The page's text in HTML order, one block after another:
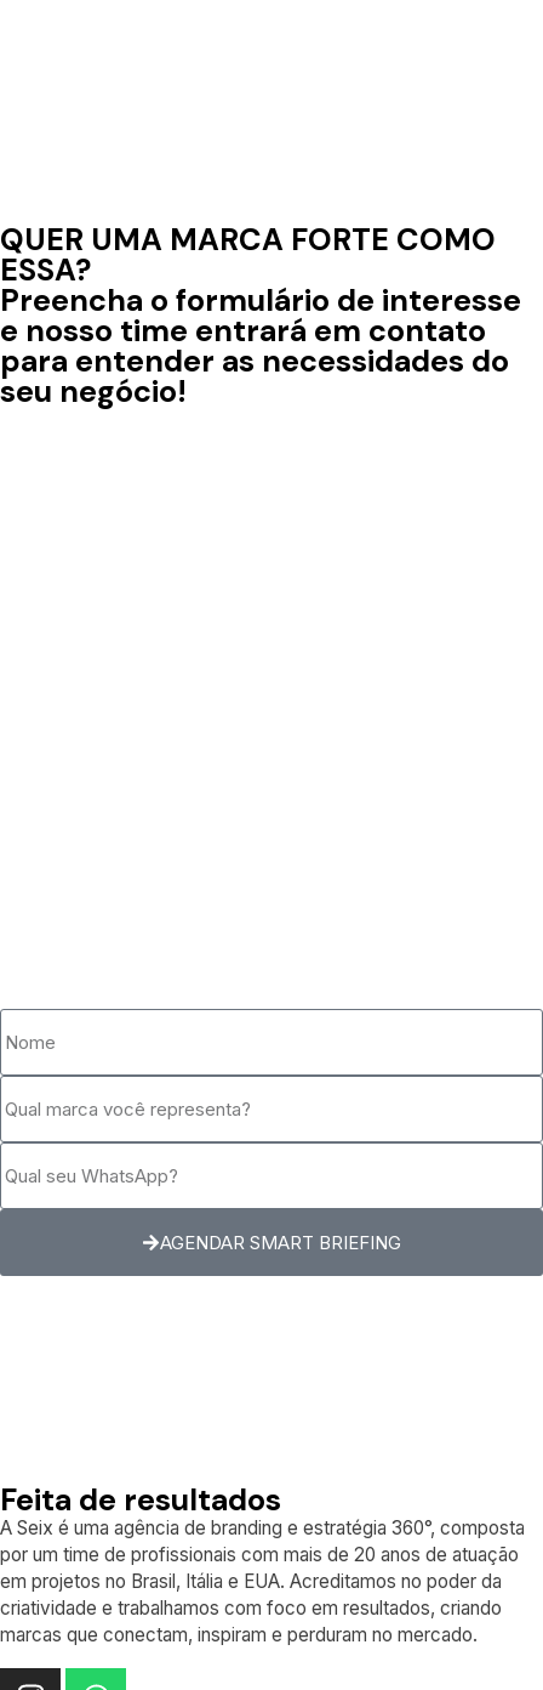
QUER UMA MARCA FORTE COMO
ESSA?
Preencha o formulário de interesse
e nosso time entrará em contato
para entender as necessidades do
seu negócio!
AGENDAR SMART BRIEFING
Feita de resultados
A Seix é uma agência de branding e estratégia 360°, composta
por um time de profissionais com mais de 20 anos de atuação
em projetos no Brasil, Itália e EUA. Acreditamos no poder da
criatividade e trabalhamos com foco em resultados, criando
marcas que conectam, inspiram e perduram no mercado.